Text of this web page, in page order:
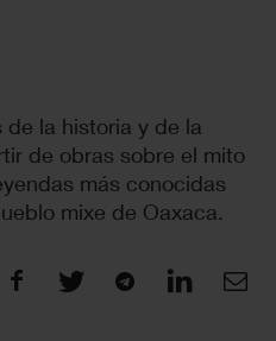
la historia y de la
de obras sobre el mito
más conocidas
mixe de Oaxaca.